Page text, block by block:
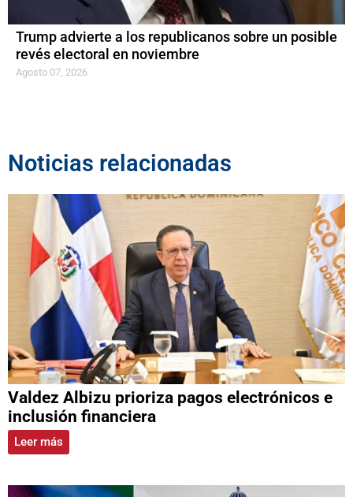
Trump advierte a los republicanos sobre un posible
revés electoral en noviembre
Agosto 07, 2026
Noticias relacionadas
Valdez Albizu prioriza pagos electrónicos e
inclusión financiera
Leer más